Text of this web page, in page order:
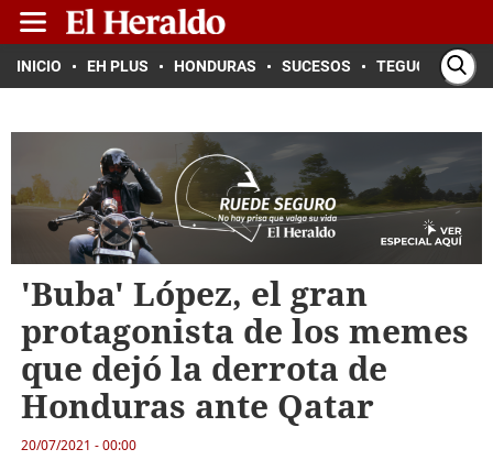
INICIO EH PLUS HONDURAS SUCESOS TEGUCIGALPA
'Buba' López, el gran
protagonista de los memes
que dejó la derrota de
Honduras ante Qatar
20/07/2021 - 00:00